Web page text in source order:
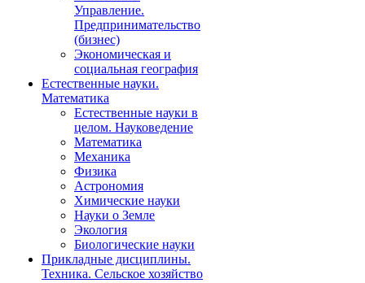
Управление.
Предпринимательство
(бизнес)
Экономическая и
социальная география
Естественные науки.
Математика
Естественные науки в
целом. Науковедение
Математика
Механика
Физика
Астрономия
Химические науки
Науки о Земле
Экология
Биологические науки
Прикладные дисциплины.
Техника. Сельское хозяйство